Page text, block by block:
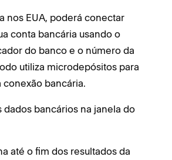
nos EUA, poderá conectar
conta bancária usando o
do banco e o número da
utiliza microdepósitos para
conexão bancária.
dados bancários na janela do
até o fim dos resultados da